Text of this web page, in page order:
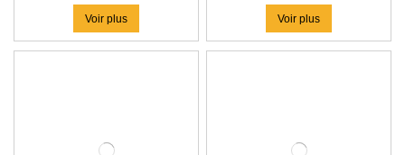
Voir plus Voir plus